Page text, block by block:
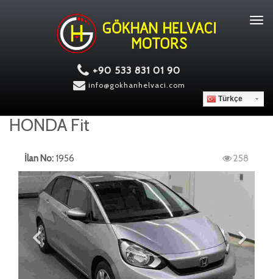
+90 533 831 01 90
info@gokhanhelvaci.com
Türkçe
HONDA Fit
İlan No: 1956 258